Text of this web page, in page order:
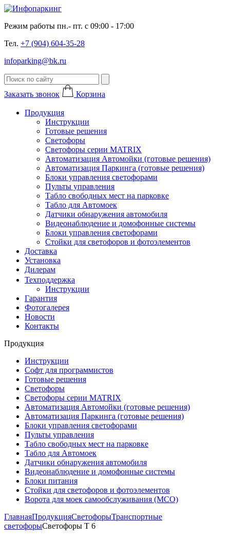
Режим работы пн.- пт. с 09:00 - 17:00
Тел. +7 (904) 604-35-28
infoparking@bk.ru
Заказать звонок Корзина
Продукция
Инструкции
Готовые решения
Светофоры
Светофоры серии MATRIX
Автоматизация Автомойки (готовые решения)
Автоматизация Паркинга (готовые решения)
Блоки управления светофорами
Пульты управления
Табло свободных мест на парковке
Табло для Автомоек
Датчики обнаружения автомобиля
Видеонаблюдение и домофонные системы
Блоки управления светофорами
Стойки для светофоров и фотоэлементов
Доставка
Установка
Дилерам
Техподдержка
Инструкции
Гарантия
Фотогалерея
Новости
Контакты
Продукция
Инструкции
Софт для программистов
Готовые решения
Светофоры
Светофоры серии MATRIX
Автоматизация Автомойки (готовые решения)
Автоматизация Паркинга (готовые решения)
Блоки управления светофорами
Пульты управления
Табло свободных мест на парковке
Табло для Автомоек
Датчики обнаружения автомобиля
Видеонаблюдение и домофонные системы
Блоки питания
Стойки для светофоров и фотоэлементов
Ворота для моек самообслуживания (МСО)
ГлавнаяПродукцияСветофорыТранспортные
светофорыСветофоры Т 6